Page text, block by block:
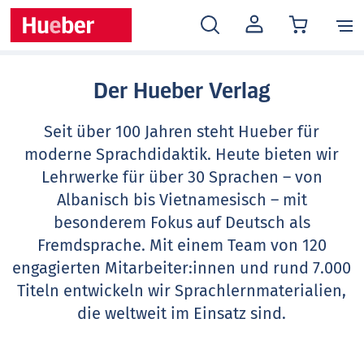
MEIN
KONTO
Der Hueber Verlag
Seit über 100 Jahren steht Hueber für
moderne Sprachdidaktik. Heute bieten wir
Lehrwerke für über 30 Sprachen – von
Albanisch bis Vietnamesisch – mit
besonderem Fokus auf Deutsch als
Fremdsprache. Mit einem Team von 120
engagierten Mitarbeiter:innen und rund 7.000
Titeln entwickeln wir Sprachlernmaterialien,
die weltweit im Einsatz sind.